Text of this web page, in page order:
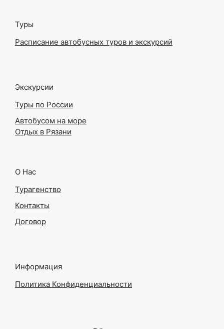
Туры
Расписание автобусных туров и экскурсий
Экскурсии
Туры по России
Автобусом на море
Отдых в Рязани
О Нас
Турагенство
Контакты
Договор
Информация
Политика Конфиденциальности